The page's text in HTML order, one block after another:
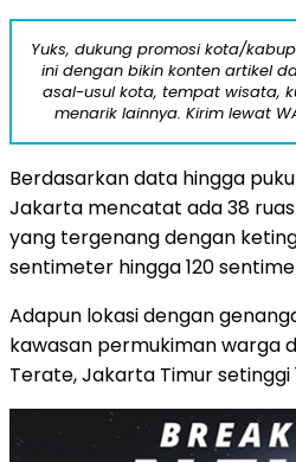
Yuks, dukung promosi kota/
ini dengan bikin konten artikel
asal-usul kota, tempat wisata,
menarik lainnya. Kirim lewat
Berdasarkan data hingga pukul
Jakarta mencatat ada 38
yang tergenang dengan
sentimeter hingga 120
Adapun lokasi dengan
kawasan permukiman warga
Terate, Jakarta Timur setinggi